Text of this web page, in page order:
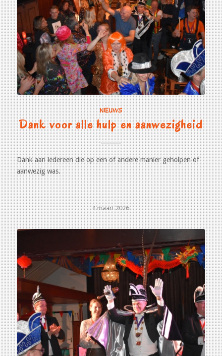
NIEUWS
Dank voor alle hulp en aanwezigheid
Dank aan iedereen die op een of andere manier geholpen of
aanwezig was.
4 maart 2026